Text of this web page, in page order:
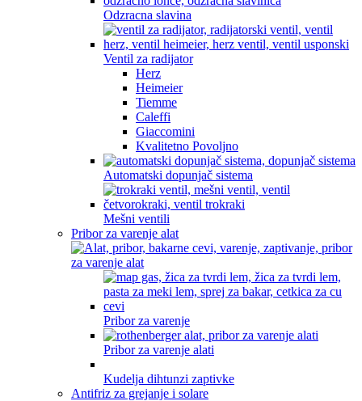
Odzracna slavina
Ventil za radijator
Herz
Heimeier
Tiemme
Caleffi
Giaccomini
Kvalitetno Povoljno
Automatski dopunjač sistema
Mešni ventili
Pribor za varenje alat
Pribor za varenje
Pribor za varenje alati
Kudelja dihtunzi zaptivke
Antifriz za grejanje i solare